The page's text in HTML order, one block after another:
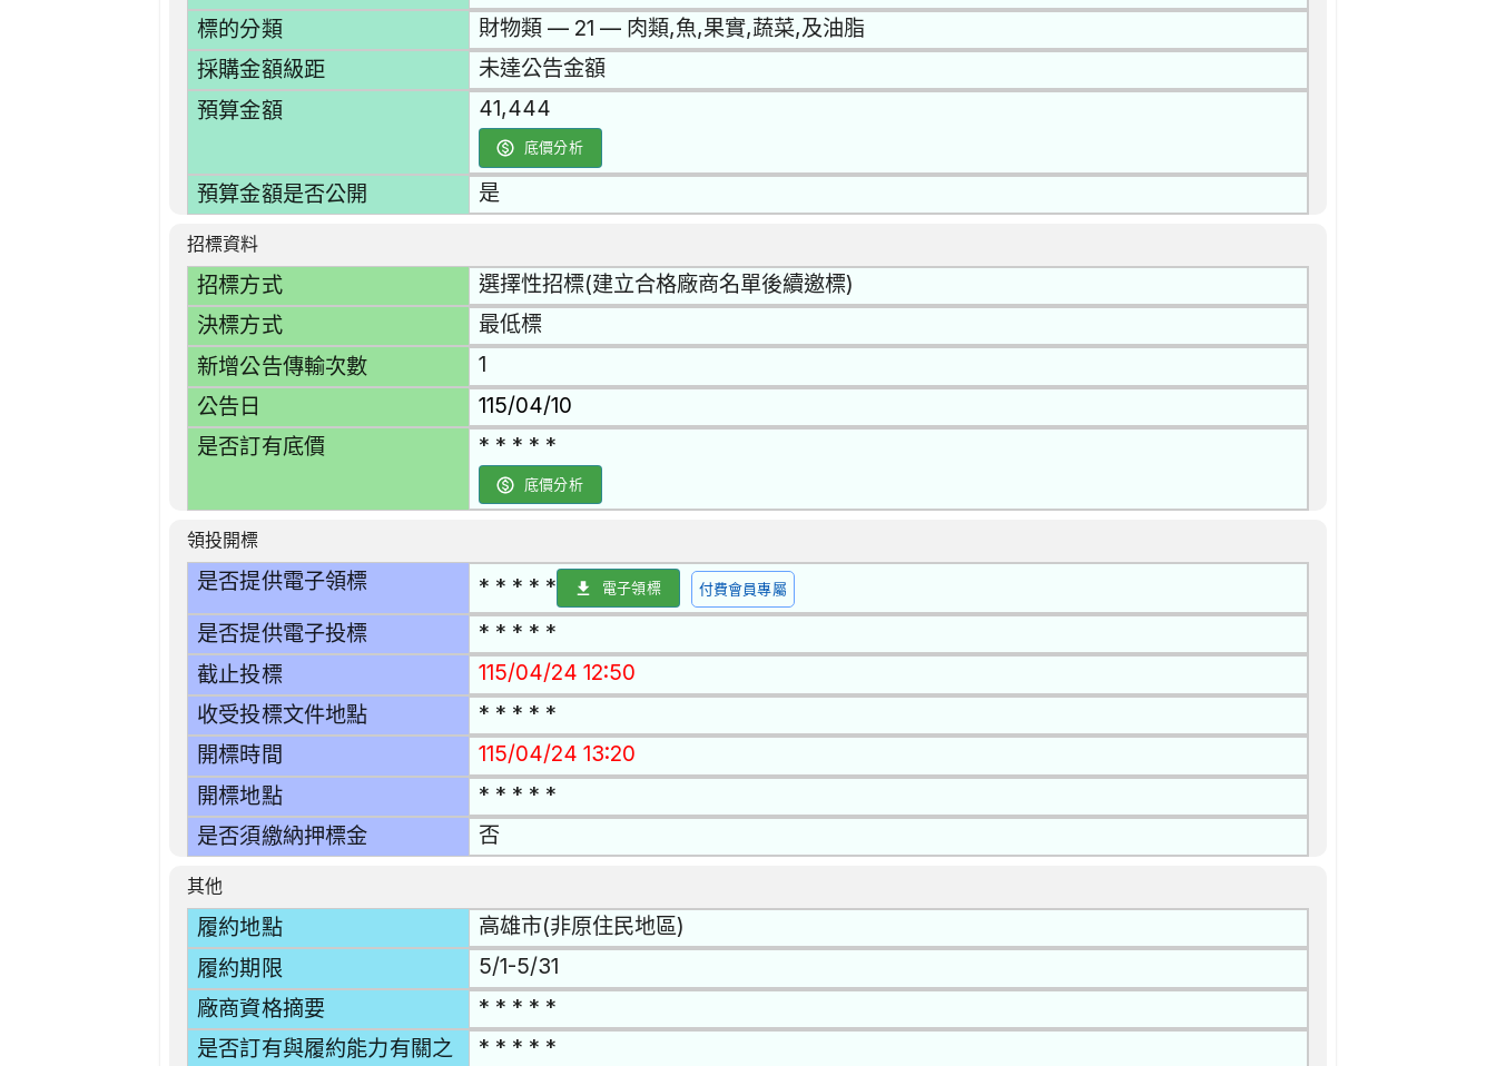
標的分類 財物類 — 21 — 肉類,魚,果實,蔬菜,及油脂
採購金額級距 未達公告金額
預算金額 41,444
底價分析
預算金額是否公開 是
招標資料
招標方式 選擇性招標(建立合格廠商名單後續邀標)
決標方式 最低標
新增公告傳輸次數 1
公告日 115/04/10
是否訂有底價 * * * * *
底價分析
領投開標
是否提供電子領標 * * * * * 電子領標 付費會員專屬
是否提供電子投標 * * * * *
截止投標 115/04/24 12:50
收受投標文件地點 * * * * *
開標時間 115/04/24 13:20
開標地點 * * * * *
是否須繳納押標金 否
其他
履約地點 高雄市(非原住民地區)
履約期限 5/1-5/31
廠商資格摘要 * * * * *
是否訂有與履約能力有關之
* * * * *